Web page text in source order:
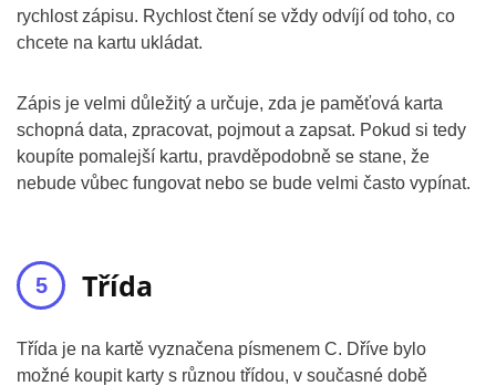
rychlost zápisu. Rychlost čtení se vždy odvíjí od toho, co
chcete na kartu ukládat.
Zápis je velmi důležitý a určuje, zda je paměťová karta
schopná data, zpracovat, pojmout a zapsat. Pokud si tedy
koupíte pomalejší kartu, pravděpodobně se stane, že
nebude vůbec fungovat nebo se bude velmi často vypínat.
Třída
Třída je na kartě vyznačena písmenem C. Dříve bylo
možné koupit karty s různou třídou, v současné době